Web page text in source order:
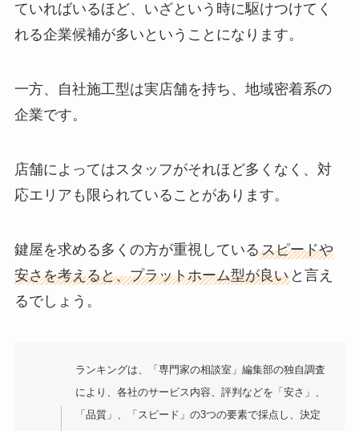
ていればいるほど、いざという時に駆けつけてく
れる企業候補が多いということになります。
一方、自社施工型は実店舗を持ち、地域密着系の
企業です。
店舗によってはスタッフがそれほど多くなく、対
応エリアも限られていることがあります。
鍵屋を求める多くの方が重視しているスピードや
安さを考えると、プラットホーム型が良いと言え
るでしょう。
ランキングは、「専門家の相談室」編集部の独自調査
により、各社のサービス内容、評判などを「安さ」、
「品質」、「スピード」の3つの要素で採点し、決定